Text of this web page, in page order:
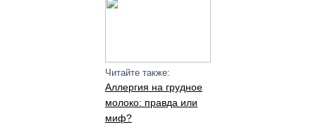
Читайте также:
Аллергия на грудное
молоко: правда или
миф?